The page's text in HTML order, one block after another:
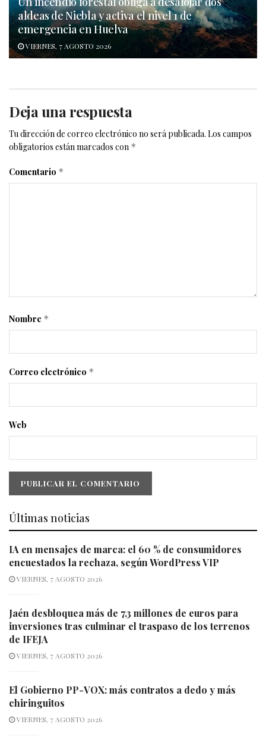
aldeas de Niebla y activa el nivel 1 de
emergencia en Huelva
VIERNES, 7 AGOSTO 2026
Deja una respuesta
Tu dirección de correo electrónico no será publicada. Los campos
obligatorios están marcados con *
Comentario *
Nombre *
Correo electrónico *
Web
Últimas noticias
IA en mensajes de marca: el 60 % de consumidores
encuestados la rechaza, según WordPress VIP
VIERNES, 7 AGOSTO 2026
Jaén desbloquea más de 7,3 millones de euros para
inversiones tras culminar el traspaso de los terrenos
de IFEJA
VIERNES, 7 AGOSTO 2026
El Gobierno PP-VOX: más contratos a dedo y más
chiringuitos
VIERNES, 7 AGOSTO 2026